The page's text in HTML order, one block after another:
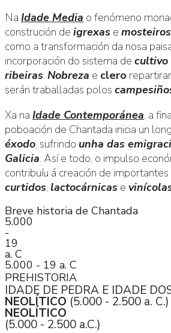
Na Idade Media o fenómeno
construción de igrexas e
como a transformación da nosa
incorporación do sistema de cultivo
ribeiras. Nobreza e clero
serán traballadas polos
Xa na Idade Contemporánea, a
poboación de Chantada inicia un
éxodo, sufrindo unha das
Galicia. Así e todo, o impulso
contribuíu á creación de importantes
curtidos, lactocárnicas e
Breve historia de Chantada
5.000
-
19
a. C
5.000 - 19 a. C
PREHISTORIA
IDADE DE PEDRA E IDADE
NEOLÍTICO (5.000 - 2.500 a. C.)
NEOLÍTICO
(5.000 - 2.500 a.C.)